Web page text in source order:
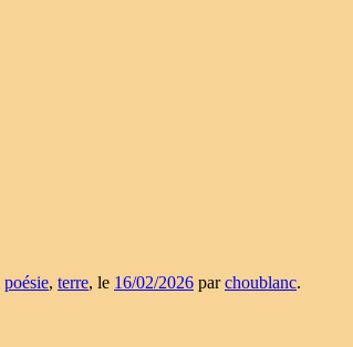
poésie, terre, le 16/02/2026 parchoublanc.